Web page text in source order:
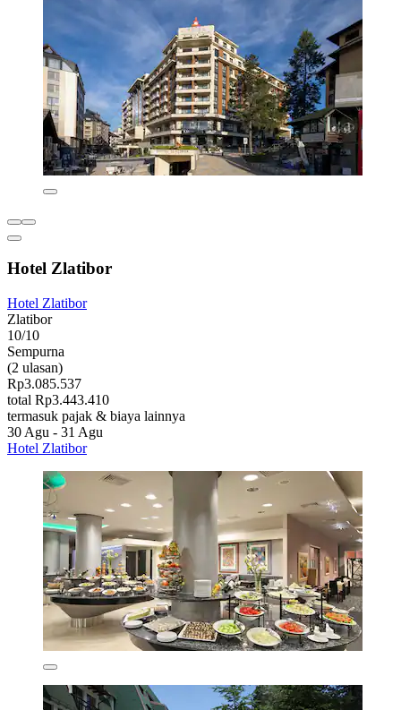
Hotel Zlatibor
Hotel Zlatibor
Zlatibor
10/10
Sempurna
(2 ulasan)
Rp3.085.537
total Rp3.443.410
termasuk pajak & biaya lainnya
30 Agu - 31 Agu
Hotel Zlatibor